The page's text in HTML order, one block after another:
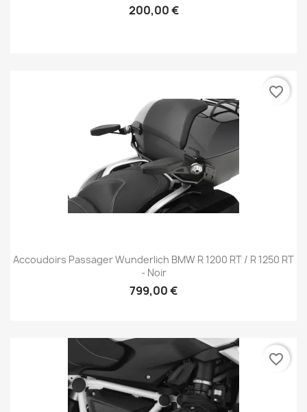
200,00 €
Accoudoirs Passager Wunderlich BMW R 1200 RT / R 1250 RT
- Noir
799,00 €
favorite_border
favorite_border